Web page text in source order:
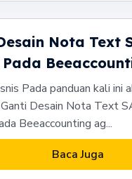
Nota Text
Pada
Pada panduan kali ini
Desain Nota Text
Beeaccounting ag...
Baca Juga